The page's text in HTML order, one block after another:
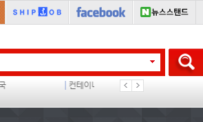
컨테이너 임대사 배